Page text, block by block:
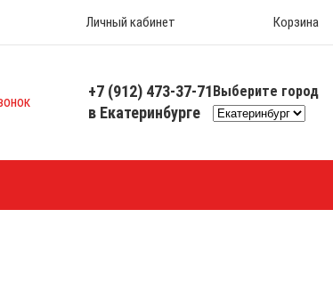
Личный кабинет Корзина
+7 (912) 473-37-71
в Екатеринбурге
Выберите город